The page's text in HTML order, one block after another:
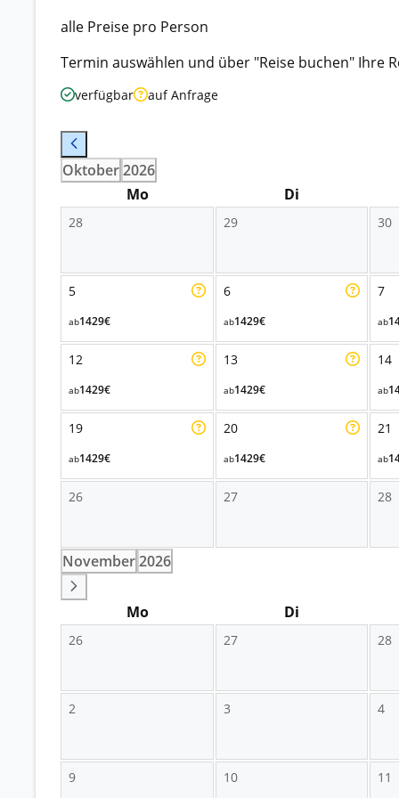
alle Preise pro Person
Termin auswählen und über "Reise buchen" Ihre
verfügbar auf Anfrage
Oktober2026
Mo
Di
28 29 30
5
ab1429€
6
ab1429€
7
ab
12
ab1429€
13
ab1429€
14
ab
19
ab1429€
20
ab1429€
21
ab
26 27 28
November2026
Mo Di
26 27 28
2 3 4
9 10 11